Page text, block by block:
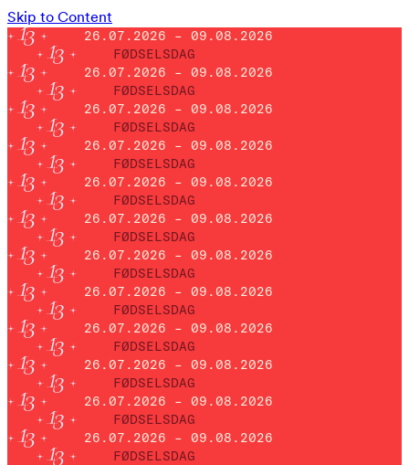
Skip to Content
26.07.2026 – 09.08.2026
FØDSELSDAG
26.07.2026 – 09.08.2026
FØDSELSDAG
26.07.2026 – 09.08.2026
FØDSELSDAG
26.07.2026 – 09.08.2026
FØDSELSDAG
26.07.2026 – 09.08.2026
FØDSELSDAG
26.07.2026 – 09.08.2026
FØDSELSDAG
26.07.2026 – 09.08.2026
FØDSELSDAG
26.07.2026 – 09.08.2026
FØDSELSDAG
26.07.2026 – 09.08.2026
FØDSELSDAG
26.07.2026 – 09.08.2026
FØDSELSDAG
26.07.2026 – 09.08.2026
FØDSELSDAG
26.07.2026 – 09.08.2026
FØDSELSDAG